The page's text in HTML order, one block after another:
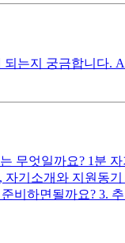
는지 궁금합니다.
무엇일까요? 1분
기소개와 지원동
비하면될까요? 3.